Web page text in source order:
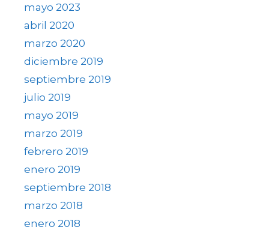
mayo 2023
abril 2020
marzo 2020
diciembre 2019
septiembre 2019
julio 2019
mayo 2019
marzo 2019
febrero 2019
enero 2019
septiembre 2018
marzo 2018
enero 2018